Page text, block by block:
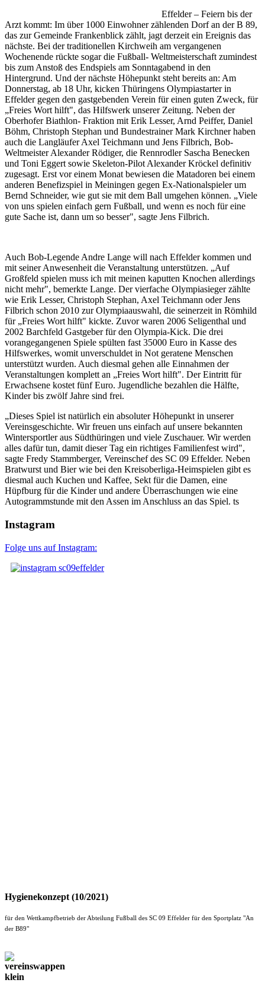
Effelder – Feiern bis der
Arzt kommt: Im über 1000 Einwohner zählenden Dorf an der B 89,
das zur Gemeinde Frankenblick zählt, jagt derzeit ein Ereignis das
nächste. Bei der traditionellen Kirchweih am vergangenen
Wochenende rückte sogar die Fußball- Weltmeisterschaft zumindest
bis zum Anstoß des Endspiels am Sonntagabend in den
Hintergrund. Und der nächste Höhepunkt steht bereits an: Am
Donnerstag, ab 18 Uhr, kicken Thüringens Olympiastarter in
Effelder gegen den gastgebenden Verein für einen guten Zweck, für
„Freies Wort hilft", das Hilfswerk unserer Zeitung. Neben der
Oberhofer Biathlon- Fraktion mit Erik Lesser, Arnd Peiffer, Daniel
Böhm, Christoph Stephan und Bundestrainer Mark Kirchner haben
auch die Langläufer Axel Teichmann und Jens Filbrich, Bob-
Weltmeister Alexander Rödiger, die Rennrodler Sascha Benecken
und Toni Eggert sowie Skeleton-Pilot Alexander Kröckel definitiv
zugesagt. Erst vor einem Monat bewiesen die Matadoren bei einem
anderen Benefizspiel in Meiningen gegen Ex-Nationalspieler um
Bernd Schneider, wie gut sie mit dem Ball umgehen können. „Viele
von uns spielen einfach gern Fußball, und wenn es noch für eine
gute Sache ist, dann um so besser", sagte Jens Filbrich.
Auch Bob-Legende Andre Lange will nach Effelder kommen und
mit seiner Anwesenheit die Veranstaltung unterstützen. „Auf
Großfeld spielen muss ich mit meinen kaputten Knochen allerdings
nicht mehr", bemerkte Lange. Der vierfache Olympiasieger zählte
wie Erik Lesser, Christoph Stephan, Axel Teichmann oder Jens
Filbrich schon 2010 zur Olympiaauswahl, die seinerzeit in Römhild
für „Freies Wort hilft" kickte. Zuvor waren 2006 Seligenthal und
2002 Barchfeld Gastgeber für den Olympia-Kick. Die drei
vorangegangenen Spiele spülten fast 35000 Euro in Kasse des
Hilfswerkes, womit unverschuldet in Not geratene Menschen
unterstützt wurden. Auch diesmal gehen alle Einnahmen der
Veranstaltungen komplett an „Freies Wort hilft". Der Eintritt für
Erwachsene kostet fünf Euro. Jugendliche bezahlen die Hälfte,
Kinder bis zwölf Jahre sind frei.
„Dieses Spiel ist natürlich ein absoluter Höhepunkt in unserer
Vereinsgeschichte. Wir freuen uns einfach auf unsere bekannten
Wintersportler aus Südthüringen und viele Zuschauer. Wir werden
alles dafür tun, damit dieser Tag ein richtiges Familienfest wird",
sagte Fredy Stammberger, Vereinschef des SC 09 Effelder. Neben
Bratwurst und Bier wie bei den Kreisoberliga-Heimspielen gibt es
diesmal auch Kuchen und Kaffee, Sekt für die Damen, eine
Hüpfburg für die Kinder und andere Überraschungen wie eine
Autogrammstunde mit den Assen im Anschluss an das Spiel. ts
Instagram
Folge uns auf Instagram:
Hygienekonzept (10/2021)
für den Wettkampfbetrieb der Abteilung Fußball des SC 09 Effelder für den Sportplatz "An
der B89"